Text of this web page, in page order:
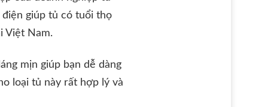
giúp tủ có tuổi thọ
Việt Nam.
mịn giúp bạn dễ dàng
loại tủ này rất hợp lý và